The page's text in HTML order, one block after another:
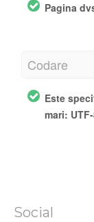
Pagina
Codare
Este
mari:
Social